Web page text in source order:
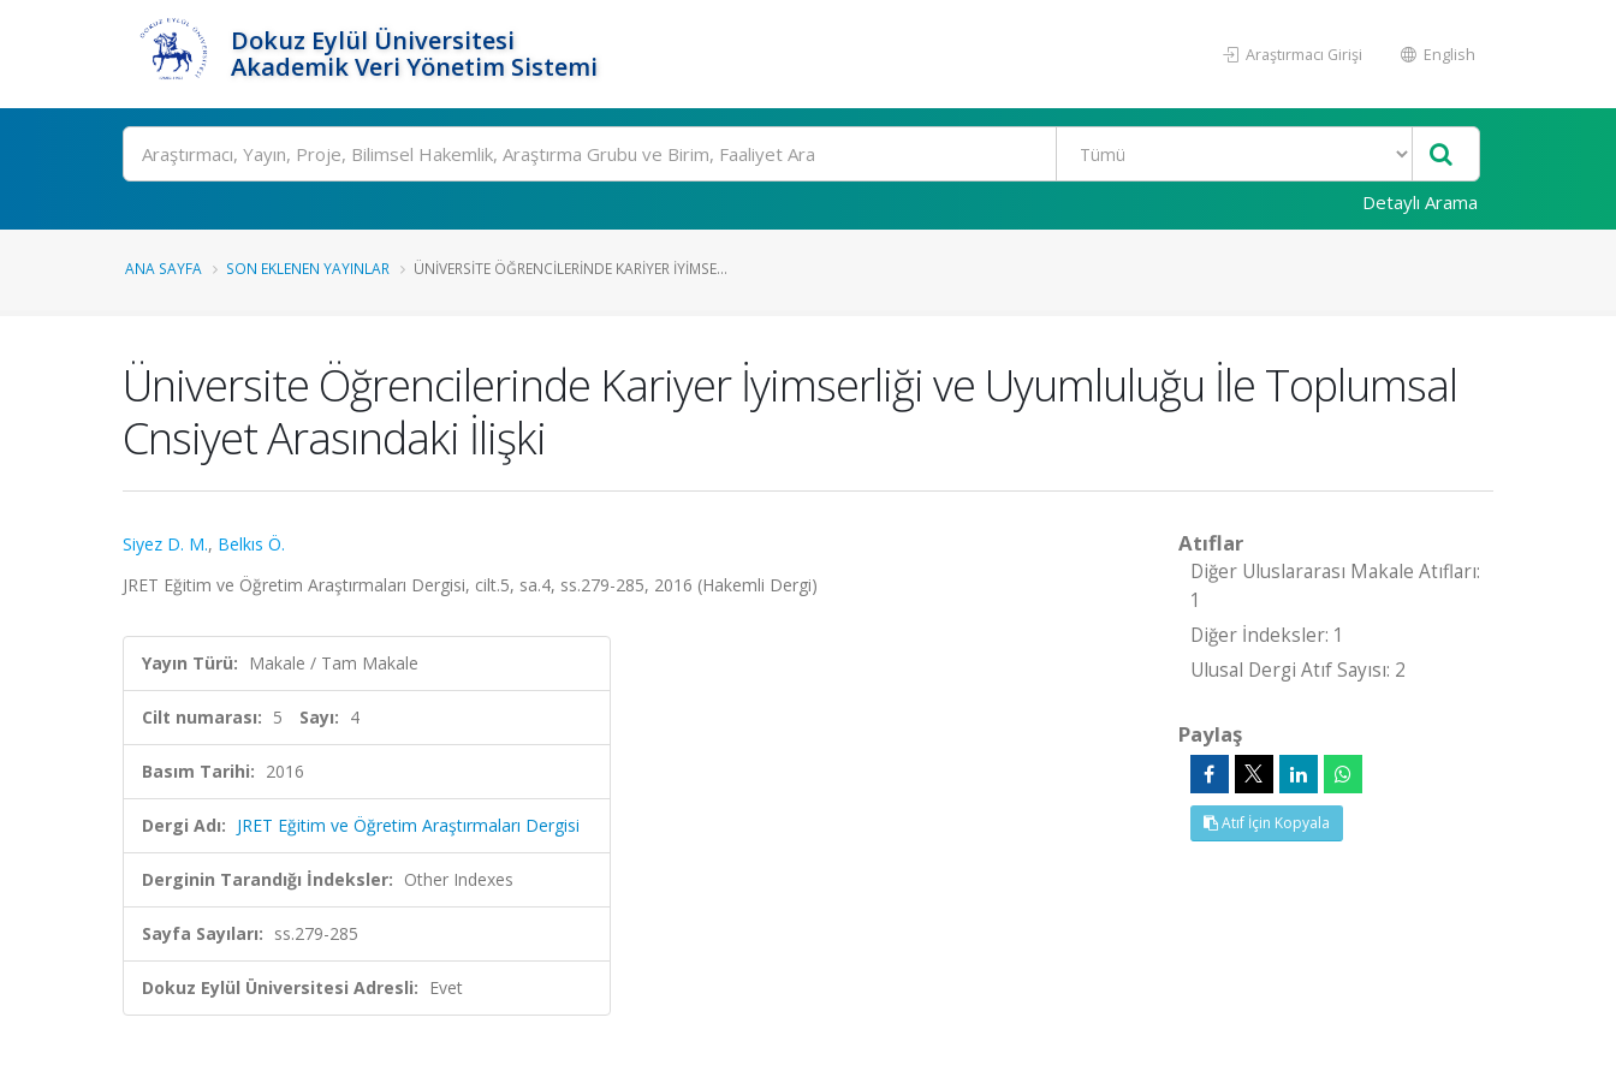
Dokuz Eylül Üniversitesi
Akademik Veri Yönetim Sistemi
Araştırmacı Girişi English
Ara
Detaylı Arama
ANA SAYFA SON EKLENEN YAYINLAR ÜNIVERSITE ÖĞRENCILERINDE KARIYER İYIMSE...
Üniversite Öğrencilerinde Kariyer İyimserliği ve Uyumluluğu İle Toplumsal
Cnsiyet Arasındaki İlişki
Siyez D. M., Belkıs Ö.
JRET Eğitim ve Öğretim Araştırmaları Dergisi, cilt.5, sa.4, ss.279-285, 2016 (Hakemli Dergi)
Yayın Türü: Makale / Tam Makale
Cilt numarası: 5 Sayı: 4
Basım Tarihi: 2016
Dergi Adı: JRET Eğitim ve Öğretim Araştırmaları Dergisi
Derginin Tarandığı İndeksler: Other Indexes
Sayfa Sayıları: ss.279-285
Dokuz Eylül Üniversitesi Adresli: Evet
Atıflar
Diğer Uluslararası Makale Atıfları:
1
Diğer İndeksler: 1
Ulusal Dergi Atıf Sayısı: 2
Paylaş
Atıf İçin Kopyala